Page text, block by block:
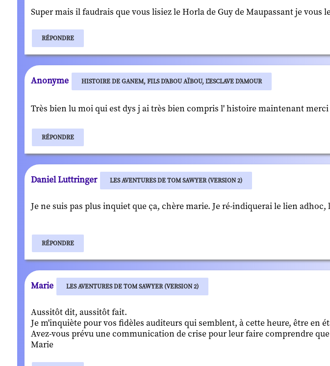
Super mais il faudrais que vous lisiez le Horla de Guy de Maupassant je vous
RÉPONDRE
Anonyme HISTOIRE DE GANEM, FILS D'ABOU AÏBOU, L'ESCLAVE D'AMOUR
Très bien lu moi qui est dys j ai très bien compris l' histoire maintenant
RÉPONDRE
Daniel Luttringer LES AVENTURES DE TOM SAWYER (VERSION 2)
Je ne suis pas plus inquiet que ça, chère marie. Je ré-indiquerai le lien adhoc,
RÉPONDRE
Marie LES AVENTURES DE TOM SAWYER (VERSION 2)
Aussitôt dit, aussitôt fait.
Je m'inquiète pour vos fidèles auditeurs qui semblent, à cette heure, être en
Avez-vous prévu une communication de crise pour leur faire comprendre
Marie